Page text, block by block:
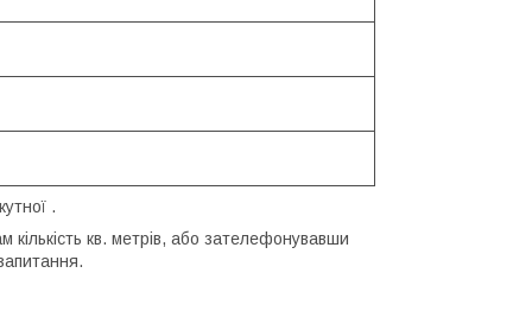
.
кв. метрів, або зателефонувавши